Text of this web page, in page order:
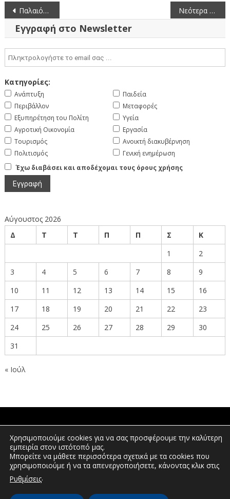
Πλοήγηση
άρθρων
Παλαιότερα άρθρα Νεότερα άρθρα
Εγγραφή στο Newsletter
Κατηγορίες:
Ανάπτυξη
Περιβάλλον
Εξυπηρέτηση του Πολίτη
Αγροτική Οικονομία
Τουρισμός
Πολιτισμός
Παιδεία
Μεταφορές
Υγεία
Εργασία
Ανοικτή διακυβέρνηση
Γενική ενημέρωση
Έχω διαβάσει και αποδέχομαι τους όρους χρήσης
Αύγουστος 2026
Δ
Τ Τ Π Π Σ
Κ
1
2
3
4 5 6 7 8
9
10
11 12 13 14 15
16
17
18 19 20 21 22
23
24
25 26 27 28 29
30
31
« Ιούλ
ΠΟΛΙΤΕΣ
ΕΠΕΝΔΥΤΕΣ
Χρησιμοποιούμε cookies για να σας προσφέρουμε την καλύτερη
εμπειρία στον ιστότοπό μας.
Μπορείτε να μάθετε περισσότερα σχετικά με τα cookies που
χρησιμοποιούμε ή να τα απενεργοποιήσετε, κάνοντας κλικ στις
Ρυθμίσεις.